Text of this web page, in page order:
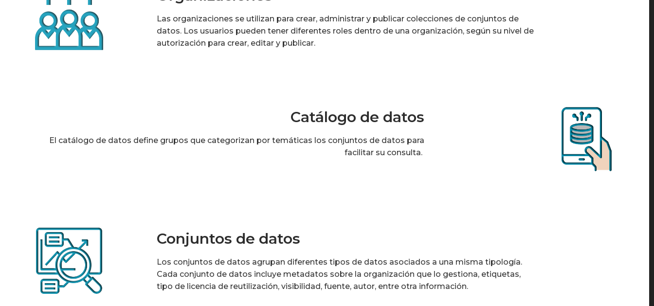
Las organizaciones se utilizan para crear, administrar y publicar colecciones de conjuntos de
datos. Los usuarios pueden tener diferentes roles dentro de una organización, según su nivel de
autorización para crear, editar y publicar.
Catálogo de datos
El catálogo de datos define grupos que categorizan por temáticas los conjuntos de datos para
facilitar su consulta.
Conjuntos de datos
Los conjuntos de datos agrupan diferentes tipos de datos asociados a una misma tipología.
Cada conjunto de datos incluye metadatos sobre la organización que lo gestiona, etiquetas,
tipo de licencia de reutilización, visibilidad, fuente, autor, entre otra información.